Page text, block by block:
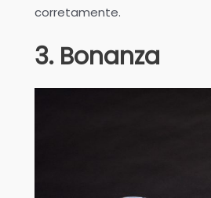
corretamente.
3. Bonanza